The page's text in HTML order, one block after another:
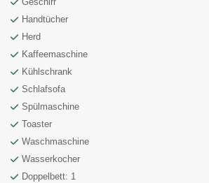
Handtücher
Herd
Kaffeemaschine
Kühlschrank
Schlafsofa
Spülmaschine
Toaster
Waschmaschine
Wasserkocher
Doppelbett: 1